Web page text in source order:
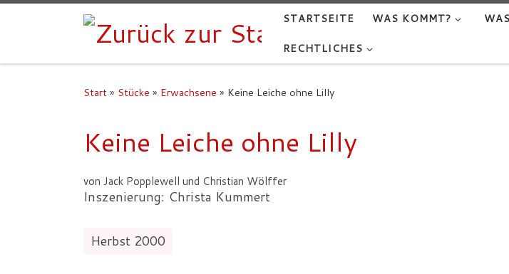
STARTSEITE WAS KOMMT?
RECHTLICHES
Start» Stücke » Erwachsene » Keine Leiche ohne Lilly
Keine Leiche ohne Lilly
von Jack Popplewell und Christian Wölffer
Inszenierung: Christa Kummert
Herbst 2000